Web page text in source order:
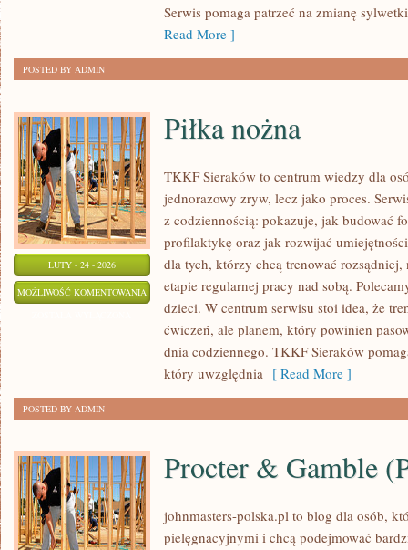
OSOBY
Serwis pomaga patrzeć na zmianę
Read More ]
POSTED BY ADMIN
LUTY - 24 - 2026
MOŻLIWOŚĆ KOMENTOWANIA PIŁKA
NOŻNA
Piłka nożna
TKKF Sieraków to centrum wiedzy dla
jednorazowy zryw, lecz jako proces.
z codziennością: pokazuje, jak budować
profilaktykę oraz jak rozwijać
dla tych, którzy chcą trenować
etapie regularnej pracy nad sobą.
dzieci. W centrum serwisu stoi idea, że
ćwiczeń, ale planem, który powinien
dnia codziennego. TKKF Sieraków
który uwzględnia [ Read More ]
POSTED BY ADMIN
Procter & Gamble
johnmasters-polska.pl to blog dla osób,
pielęgnacyjnymi i chcą podejmować